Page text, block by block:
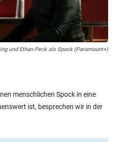
und Ethan Peck als Spock (Paramount+)
menschlichen Spock in eine
ist, besprechen wir in der